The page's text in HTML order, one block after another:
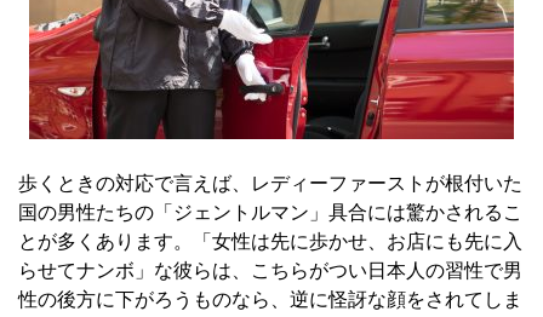
歩くときの対応で言えば、レディーファーストが根付いた
国の男性たちの「ジェントルマン」具合には驚かされるこ
とが多くあります。「女性は先に歩かせ、お店にも先に入
らせてナンボ」な彼らは、こちらがつい日本人の習性で男
性の後方に下がろうものなら、逆に怪訝な顔をされてしま